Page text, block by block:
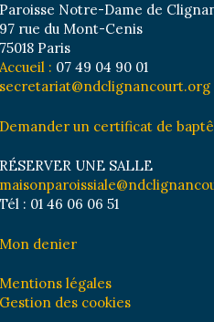
Paroisse Notre-Dame de
97 rue du Mont-Cenis
75018 Paris
Accueil : 07 49 04 90 01
secretariat@ndclignancourt.org
Demander un certificat de
RÉSERVER UNE SALLE
Tél : 01 46 06 06 51
Mon denier
Mentions légales
Gestion des cookies